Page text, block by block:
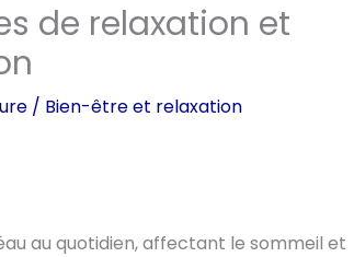
de relaxation et
/ Bien-être et relaxation
au quotidien, affectant le sommeil et